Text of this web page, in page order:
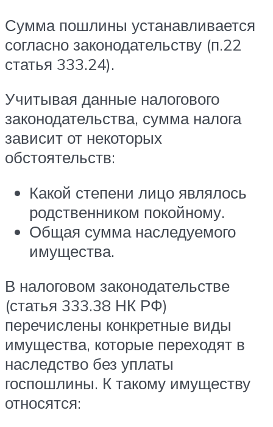
Сумма пошлины устанавливается
согласно законодательству (п.22
статья 333.24).
Учитывая данные налогового
законодательства, сумма налога
зависит от некоторых
обстоятельств:
Какой степени лицо являлось
родственником покойному.
Общая сумма наследуемого
имущества.
В налоговом законодательстве
(статья 333.38 НК РФ)
перечислены конкретные виды
имущества, которые переходят в
наследство без уплаты
госпошлины. К такому имуществу
относятся: